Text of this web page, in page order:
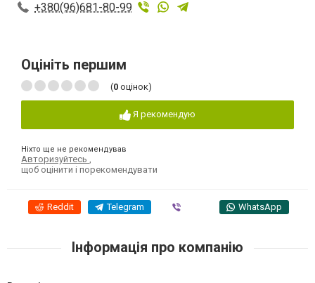
+380(96)681-80-99
Оцініть першим
(0 оцінок)
Я рекомендую
Ніхто ще не рекомендував
Авторизуйтесь
щоб оцінити і порекомендувати
Reddit Telegram WhatsApp
Інформація про компанію